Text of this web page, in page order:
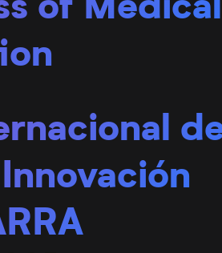
of Medical